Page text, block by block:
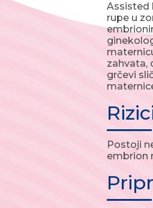
Assisted
rupe u
zahvata,
grčevi
Postoji
embrion